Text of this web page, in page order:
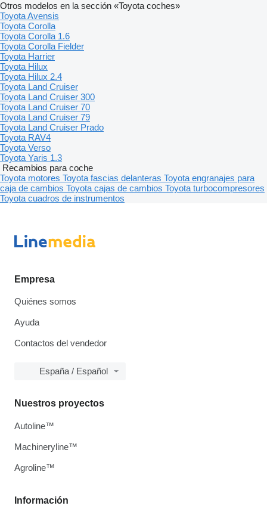
Otros modelos en la sección «Toyota coches»
Toyota Avensis
Toyota Corolla
Toyota Corolla 1.6
Toyota Corolla Fielder
Toyota Harrier
Toyota Hilux
Toyota Hilux 2.4
Toyota Land Cruiser
Toyota Land Cruiser 300
Toyota Land Cruiser 70
Toyota Land Cruiser 79
Toyota Land Cruiser Prado
Toyota RAV4
Toyota Verso
Toyota Yaris 1.3
Recambios para coche
Toyota motores Toyota fascias delanteras Toyota engranajes para
caja de cambios Toyota cajas de cambios Toyota turbocompresores
Toyota cuadros de instrumentos
Empresa
Quiénes somos
Ayuda
Contactos del vendedor
España / Español
Información
Nuestros proyectos
Autoline™
Machineryline™
Agroline™